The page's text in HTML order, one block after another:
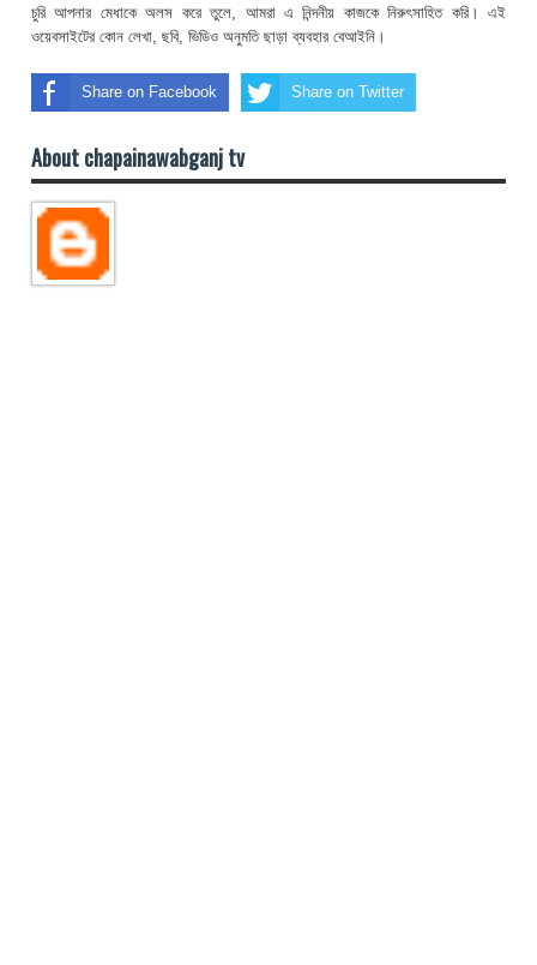
চুরি আপনার মেধাকে অলস করে তুলে, আমরা এ নিন্দনীয় কাজকে নিরুৎসাহিত করি। এই
ওয়েবসাইটের কোন লেখা, ছবি, ভিডিও অনুমতি ছাড়া ব্যবহার বেআইনি।
Share on Facebook Share on Twitter
About chapainawabganj tv